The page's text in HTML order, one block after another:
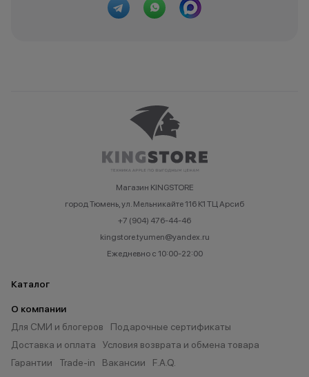
Магазин KINGSTORE
город Тюмень, ул. Мельникайте 116 К1 ТЦ Арсиб
+7 (904) 476-44-46
kingstore.tyumen@yandex.ru
Ежедневно с 10:00-22:00
Каталог
О компании
Для СМИ и блогеров
Подарочные сертификаты
Доставка и оплата
Условия возврата и обмена товара
Гарантии
Trade-in Вакансии F.A.Q.